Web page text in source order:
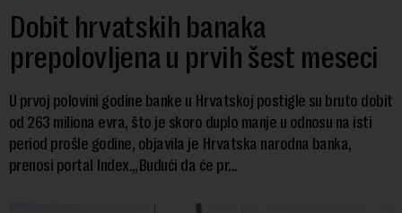
Dobit hrvatskih banaka
prepolovljena u prvih šest meseci
U prvoj polovini godine banke u Hrvatskoj postigle su bruto dobit
od 263 miliona evra, što je skoro duplo manje u odnosu na isti
period prošle godine, objavila je Hrvatska narodna banka,
prenosi portal Index.„Budući da će pr...